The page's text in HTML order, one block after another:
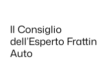
Il Consiglio
dell’Esperto Frattin
Auto